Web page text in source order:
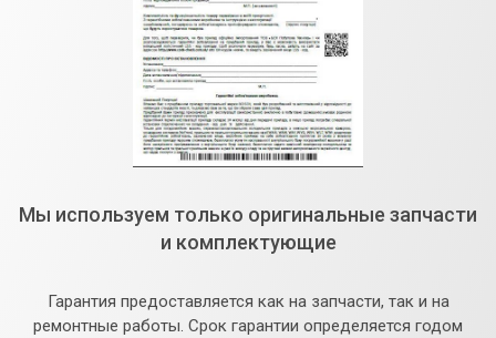
Мы используем только оригинальные запчасти
и комплектующие
Гарантия предоставляется как на запчасти, так и на
ремонтные работы. Срок гарантии определяется годом